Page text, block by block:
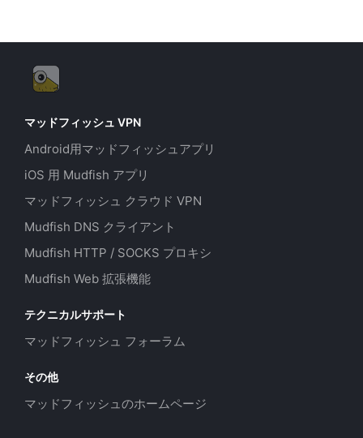
マッドフィッシュ VPN
Android用マッドフィッシュアプリ
iOS 用 Mudfish アプリ
マッドフィッシュ クラウド VPN
Mudfish DNS クライアント
Mudfish HTTP / SOCKS プロキシ
Mudfish Web 拡張機能
テクニカルサポート
マッドフィッシュ フォーラム
その他
マッドフィッシュのホームページ